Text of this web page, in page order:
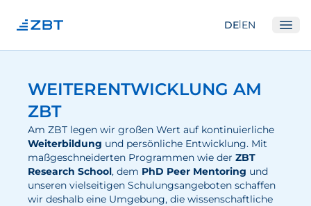
DE|EN
Über Uns
Abteilungen
Ausstattung
Gute Wissenschaftliche Praxis
Open Science und IP
WEITERENTWICKLUNG AM
ZBT
Am ZBT legen wir großen Wert auf kontinuierliche
Weiterbildung und persönliche Entwicklung. Mit
maß­geschneiderten Programmen wie der ZBT
Research School, dem PhD Peer Mentoring und
unseren vielseitigen Schulungsangeboten schaffen
wir deshalb eine Umgebung, die wissenschaftliche